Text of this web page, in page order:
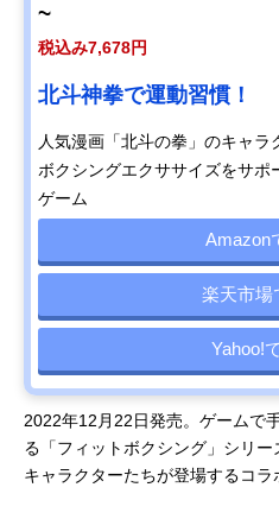
~
税込み7,678円
北斗神拳で運動習慣！
人気漫画「北斗の拳」のキャラ
ボクシングエクササイズをサポ
ゲーム
Amazon
楽天市場
Yahoo!
2022年12月22日発売。ゲームで
る「フィットボクシング」シリ
キャラクターたちが登場するコラ